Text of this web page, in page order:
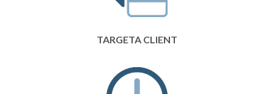
TARGETA CLIENT